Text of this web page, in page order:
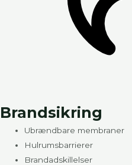
Brandsikring
Ubrændbare membraner
Hulrumsbarrierer
Brandadskillelser